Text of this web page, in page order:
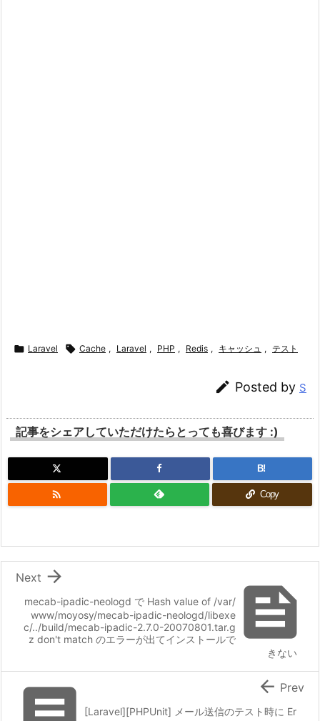
 Laravel  Cache , Laravel , PHP , Redis , キャッシュ , テスト
 Posted by S
記事をシェアしていただけたらとっても喜びます :)
B!
 Copy

mecab-ipadic-neologd で Hash value of /var/
www/moyosy/mecab-ipadic-neologd/libexe
c/../build/mecab-ipadic-2.7.0-20070801.tar.g
z don't match のエラーが出てインストールで
きない

Next
[Laravel][PHPUnit] メール送信のテスト時に Er
 Prev